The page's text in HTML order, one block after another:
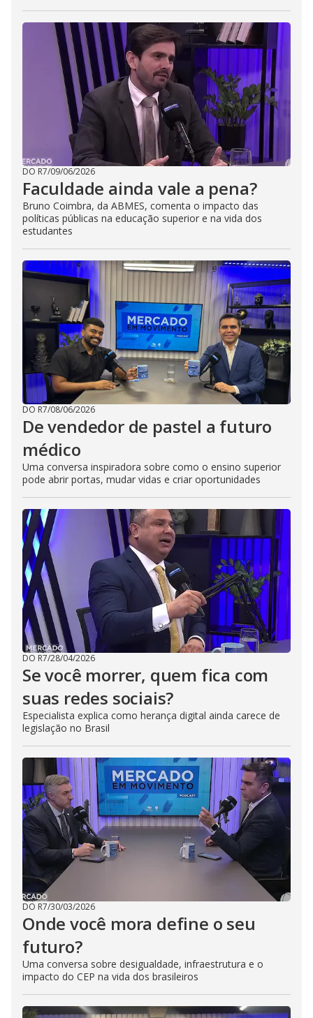
DO R7/09/06/2026
Faculdade ainda vale a pena?
Bruno Coimbra, da ABMES, comenta o impacto das
políticas públicas na educação superior e na vida dos
estudantes
DO R7/08/06/2026
De vendedor de pastel a futuro
médico
Uma conversa inspiradora sobre como o ensino superior
pode abrir portas, mudar vidas e criar oportunidades
DO R7/28/04/2026
Se você morrer, quem fica com
suas redes sociais?
Especialista explica como herança digital ainda carece de
legislação no Brasil
DO R7/30/03/2026
Onde você mora define o seu
futuro?
Uma conversa sobre desigualdade, infraestrutura e o
impacto do CEP na vida dos brasileiros